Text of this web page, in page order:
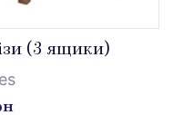
(3 ящики)